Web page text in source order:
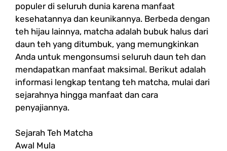
populer di seluruh dunia karena manfaat
kesehatannya dan keunikannya. Berbeda dengan
teh hijau lainnya, matcha adalah bubuk halus dari
daun teh yang ditumbuk, yang memungkinkan
Anda untuk mengonsumsi seluruh daun teh dan
mendapatkan manfaat maksimal. Berikut adalah
informasi lengkap tentang teh matcha, mulai dari
sejarahnya hingga manfaat dan cara
penyajiannya.
Sejarah Teh Matcha
Awal Mula